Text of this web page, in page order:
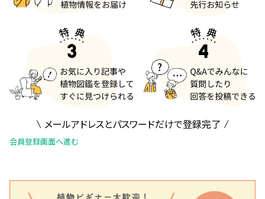
メールアドレスとパスワードだけで登録完了
会員登録画面へ進む